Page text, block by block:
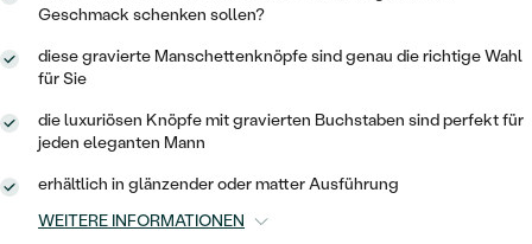
AUSSERGEWÖHNLICHE
GEHÄMMERTE
MIT FÜLLUNG
GESTALTE EINEN RING
WÄHLE EINEN RING
DIAMANTEN ZUM EINFASSEN
ANHÄNGER / KETTEN
ARMBÄNDER
SCHMUCKSET
HERRENSCHMUCK
OHRHÄNGER
SOLITÄR
HERZ
KINDER
ZUR GEBURT EINES KINDES
PERSONALISIERT
MIT STERNZEICHEN
MINIMALISTISCH
NACH STYL
MINIMALISTISCHE
STATEMENT
Geschmack schenken sollen?
diese gravierte Manschettenknöpfe sind genau die richtige Wahl
für Sie
die luxuriösen Knöpfe mit gravierten Buchstaben sind perfekt für
jeden eleganten Mann
erhältlich in glänzender oder matter Ausführung
WEITERE INFORMATIONEN